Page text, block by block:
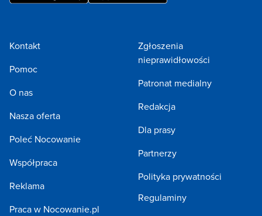
Kontakt
Pomoc
O nas
Nasza oferta
Poleć Nocowanie
Współpraca
Reklama
Praca w Nocowanie.pl
Zgłoszenia
nieprawidłowości
Patronat medialny
Redakcja
Dla prasy
Partnerzy
Polityka prywatności
Regulaminy